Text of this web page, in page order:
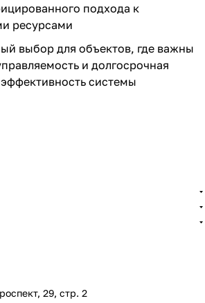
подхода к
ресурсами
выбор для объектов, где важны
и долгосрочная
системы
29, стр. 2